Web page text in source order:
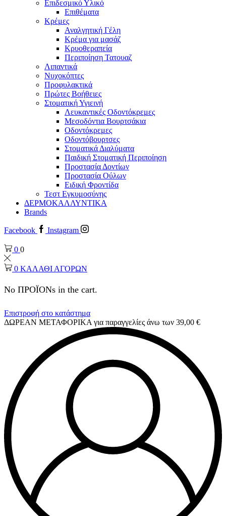
Επιδεσμικό Υλικό
Επιθέματα
Κρέμες
Αναλγητική Γέλη
Κρέμα για μασάζ
Κρυοθεραπεία
Περιποίηση Τατουαζ
Λιπαντικά
Νυχοκόπτες
Προφυλακτικά
Πρώτες Βοήθειες
Στοματική Υγιεινή
Λευκαντικές Οδοντόκρεμες
Μεσοδόντια Βουρτσάκια
Οδοντόκρεμες
Οδοντόβουρτσες
Στοματικά Διαλύματα
Παιδική Στοματική Περιποίηση
Προστασία Δοντίων
Προστασία Ούλων
Ειδική Φροντίδα
Τεστ Εγκυμοσύνης
ΔΕΡΜΟΚΑΛΛΥΝΤΙΚΑ
Brands
Facebook Instagram
0 0
0 ΚΑΛΑΘΙ ΑΓΟΡΩΝ
No ΠΡΟΪΟΝs in the cart.
Επιστροφή στο κατάστημα
ΔΩΡΕΑΝ ΜΕΤΑΦΟΡΙΚΑ για παραγγελίες άνω των 39,00 €